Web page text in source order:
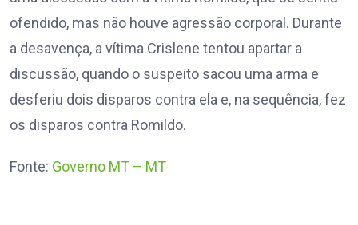
ofendido, mas não houve agressão corporal. Durante
a desavença, a vítima Crislene tentou apartar a
discussão, quando o suspeito sacou uma arma e
desferiu dois disparos contra ela e, na sequência, fez
os disparos contra Romildo.
Fonte: Governo MT – MT